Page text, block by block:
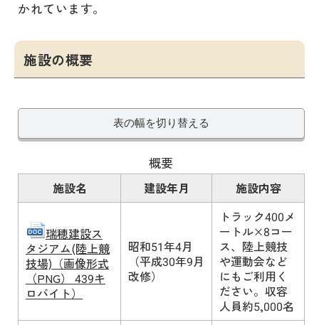
かれています。
施設の概要
表の幅を切り替える
概要
施設名 建設年月 施設内容
瑞穂建設ス
タジアム(陸上競
技場)（画像形式
（PNG） 439キ
ロバイト）
昭和51年4月
（平成30年9月
改修）
トラック400メ
ートル×8コー
ス、陸上競技
や運動会など
にもご利用く
ださい。収容
人員約5,000名